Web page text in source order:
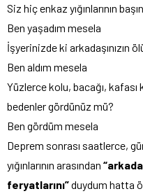
Siz hiç enkaz yığınlarının
Ben yaşadım mesela
İşyerinizde ki arkadaşınızın
Ben aldım mesela
Yüzlerce kolu, bacağı,
bedenler gördünüz mü?
Ben gördüm mesela
Deprem sonrası saatlerce,
yığınlarının arasından
feryatlarını”duydum hatta